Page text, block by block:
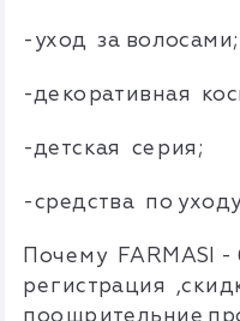
-уход за волосами;
-декоративная
-детская серия;
-средства по
Почему FARMASI -
регистрация